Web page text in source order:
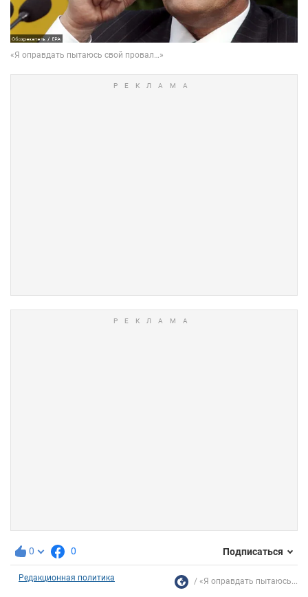
0 0 Подписаться
Редакционная политика «Я оправдать пытаюсь...